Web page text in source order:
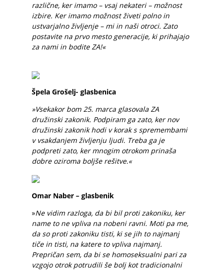
različne, ker imamo – vsaj nekateri – možnost
izbire. Ker imamo možnost živeti polno in
ustvarjalno življenje – mi in naši otroci. Zato
postavite na prvo mesto generacije, ki prihajajo
za nami in bodite ZA!«
Špela Grošelj- glasbenica
»Vsekakor bom 25. marca glasovala ZA
družinski zakonik. Podpiram ga zato, ker nov
družinski zakonik hodi v korak s spremembami
v vsakdanjem življenju ljudi. Treba ga je
podpreti zato, ker mnogim otrokom prinaša
dobre oziroma boljše rešitve.«
Omar Naber – glasbenik
»Ne vidim razloga, da bi bil proti zakoniku, ker
name to ne vpliva na nobeni ravni. Moti pa me,
da so proti zakoniku tisti, ki se jih to najmanj
tiče in tisti, na katere to vpliva najmanj.
Prepričan sem, da bi se homoseksualni pari za
vzgojo otrok potrudili še bolj kot tradicionalni